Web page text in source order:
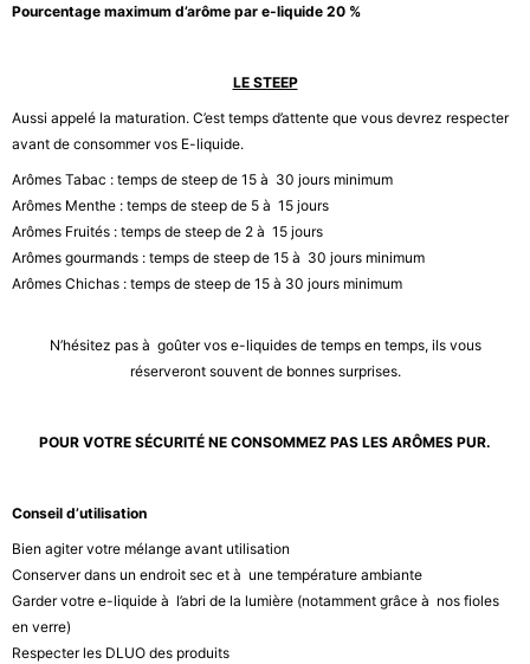
Pourcentage maximum d’arôme par e-liquide 20 %
LE STEEP
Aussi appelé la maturation. C’est temps d’attente que vous devrez respecter
avant de consommer vos E-liquide.
Arômes Tabac : temps de steep de 15 à 30 jours minimum
Arômes Menthe : temps de steep de 5 à 15 jours
Arômes Fruités : temps de steep de 2 à 15 jours
Arômes gourmands : temps de steep de 15 à 30 jours minimum
Arômes Chichas : temps de steep de 15 à 30 jours minimum
N’hésitez pas à goûter vos e-liquides de temps en temps, ils vous
réserveront souvent de bonnes surprises.
POUR VOTRE SÉCURITÉ NE CONSOMMEZ PAS LES ARÔMES PUR.
Conseil d’utilisation
Bien agiter votre mélange avant utilisation
Conserver dans un endroit sec et à une température ambiante
Garder votre e-liquide à l’abri de la lumière (notamment grâce à nos fioles
en verre)
Respecter les DLUO des produits